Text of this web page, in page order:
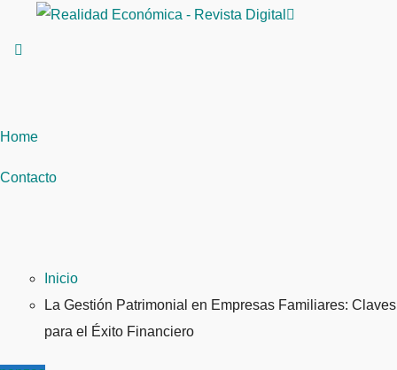
Home
Contacto
Inicio
La Gestión Patrimonial en Empresas Familiares: Claves
para el Éxito Financiero